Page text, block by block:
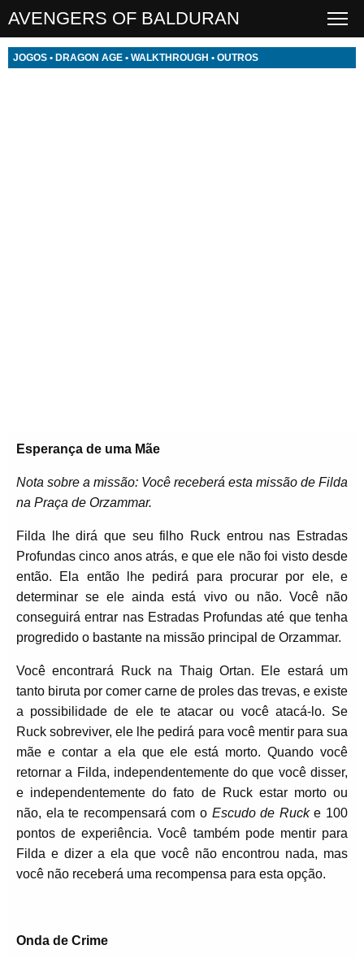
AVENGERS OF BALDURAN
JOGOS • DRAGON AGE • WALKTHROUGH • OUTROS
Esperança de uma Mãe
Nota sobre a missão: Você receberá esta missão de Filda
na Praça de Orzammar.
Filda lhe dirá que seu filho Ruck entrou nas Estradas
Profundas cinco anos atrás, e que ele não foi visto desde
então. Ela então lhe pedirá para procurar por ele, e
determinar se ele ainda está vivo ou não. Você não
conseguirá entrar nas Estradas Profundas até que tenha
progredido o bastante na missão principal de Orzammar.
Você encontrará Ruck na Thaig Ortan. Ele estará um
tanto biruta por comer carne de proles das trevas, e existe
a possibilidade de ele te atacar ou você atacá-lo. Se
Ruck sobreviver, ele lhe pedirá para você mentir para sua
mãe e contar a ela que ele está morto. Quando você
retornar a Filda, independentemente do que você disser,
e independentemente do fato de Ruck estar morto ou
não, ela te recompensará com o Escudo de Rucke 100
pontos de experiência. Você também pode mentir para
Filda e dizer a ela que você não encontrou nada, mas
você não receberá uma recompensa para esta opção.
Onda de Crime